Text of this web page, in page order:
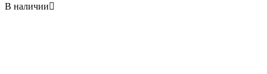
В наличии